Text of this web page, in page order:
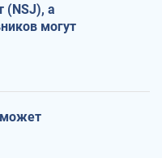
(NSJ), а
могут
может